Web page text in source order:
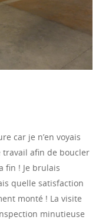
car je n’en voyais
travail afin de boucler
fin ! Je brulais
quelle satisfaction
monté ! La visite
minutieuse